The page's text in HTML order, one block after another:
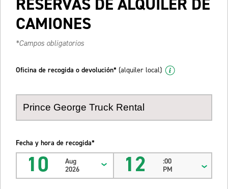
CAMIONES
*Campos obligatorios
Oficina de recogida o devolución* (alquiler local)
Fecha y hora de recogida*
10
Aug
2026
12
:00
PM